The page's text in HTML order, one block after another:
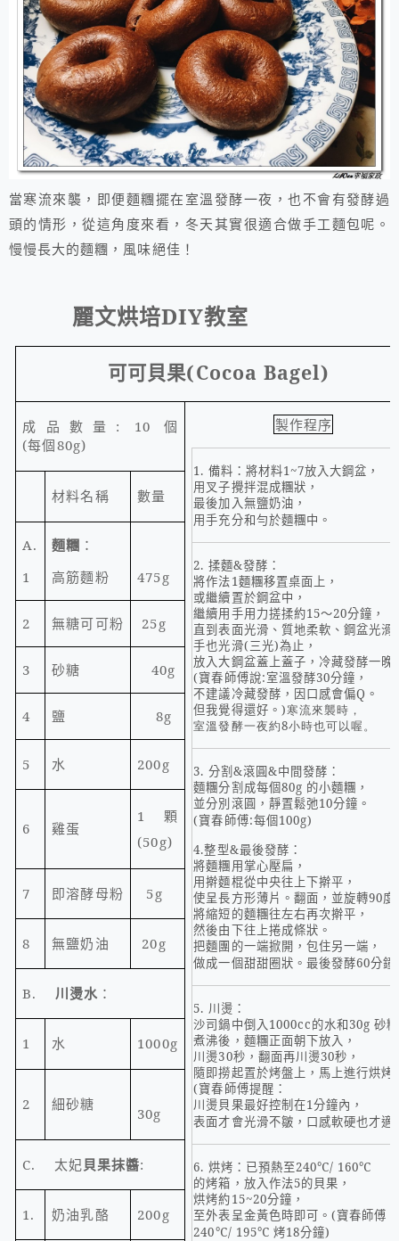
當寒流來襲，即便麵糰擺在室溫發酵一夜，也不會有發酵過
頭的情形，從這角度來看，冬天其實很適合做手工麵包呢。
慢慢長大的麵糰，風味絕佳！
麗文烘培DIY教室
可可貝果(Cocoa Bagel)
成品數量 : 10 個
(每個80g)
製作程序
1. 備料：將材料1~7放入大鋼盆，
用叉子攪拌混成糰狀，
最後加入無鹽奶油，
用手充分和勻於麵糰中。
2. 揉麵&發酵：
將作法1麵糰移置桌面上，
或繼續置於鋼盆中，
繼續用手用力搓揉約15～20分鐘，
直到表面光滑、質地柔軟、鋼盆光滑
手也光滑(三光)為止，
放入大鋼盆蓋上蓋子，冷藏發酵一晚
(寶春師傅說:室溫發酵30分鐘，
不建議冷藏發酵，因口感會偏Q 。
但我覺得還好。 )寒流來襲時，
室溫發酵一夜約8小時也可以喔。
3. 分割 &滾圓&中間發酵：
麵糰分割成每個80g 的小麵糰，
並分別滾圓，靜置鬆弛10分鐘。
(寶春師傅:每個100g)
4.整型&最後發酵：
將麵糰用掌心壓扁，
用擀麵棍從中央往上下擀平，
使呈長方形薄片。翻面，並旋轉90度
將縮短的麵糰往左右再次擀平，
然後由下往上捲成條狀。
把麵團的一端掀開，包住另一端，
做成一個甜甜圈狀。最後發酵60分鐘
5. 川燙：
沙司鍋中倒入1000cc的水和30g砂
煮沸後，麵糰正面朝下放入，
川燙30秒，翻面再川燙30秒，
隨即撈起置於烤盤上，馬上進行烘烤
(寶春師傅提醒：
川燙貝果最好控制在1分鐘內，
表面才會光滑不皺，口感軟硬也才適
6. 烘烤：已預熱至240℃/ 160℃
的烤箱，放入作法5的貝果，
烘烤約15~20分鐘，
至外表呈金黃色時即可。 (寶春師傅：
240℃/ 195℃ 烤18分鐘)
材料名稱 數量
A.
1
麵糰 ：
高筋麵粉
475g
2 無糖可可粉 25g
3 砂糖 40g
4 鹽 8g
5 水 200g
6 雞蛋
1
顆
(50g)
7 即溶酵母粉 5g
8 無鹽奶油 20g
B. 川燙水 ：
1 水 1000g
2 細砂糖
30g
C. 太妃貝果抹醬:
1. 奶油乳酪 200g